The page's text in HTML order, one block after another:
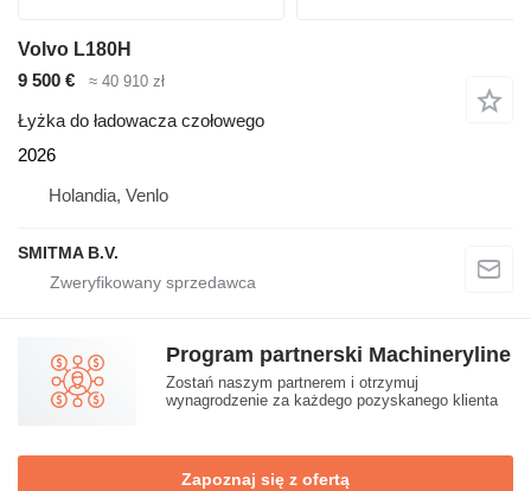
Volvo L180H
9 500 €
≈ 40 910 zł
Łyżka do ładowacza czołowego
2026
Holandia, Venlo
SMITMA B.V.
Program partnerski Machineryline
Zostań naszym partnerem i otrzymuj
wynagrodzenie za każdego pozyskanego klienta
Zapoznaj się z ofertą